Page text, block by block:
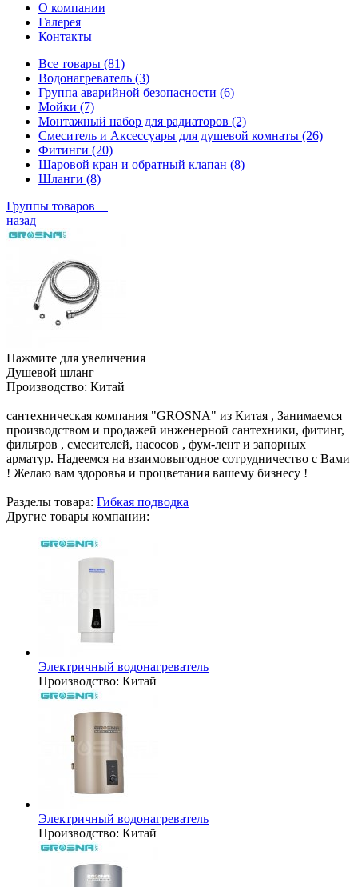
О компании
Галерея
Контакты
Все товары (81)
Водонагреватель (3)
Группа аварийной безопасности (6)
Мойки (7)
Монтажный набор для радиаторов (2)
Смеситель и Аксессуары для душевой комнаты (26)
Фитинги (20)
Шаровой кран и обратный клапан (8)
Шланги (8)
Группы товаров
назад
Нажмите для увеличения
Душевой шланг
Производство: Китай
сантехническая компания "GROSNA" из Китая , Занимаемся
производством и продажей инженерной сантехники, фитинг,
фильтров , смесителей, насосов , фум-лент и запорных
арматур. Надеемся на взаимовыгодное сотрудничество с Вами
! Желаю вам здоровья и процветания вашему бизнесу !
Разделы товара: Гибкая подводка
Другие товары компании:
Электричный водонагреватель
Производство: Китай
Электричный водонагреватель
Производство: Китай